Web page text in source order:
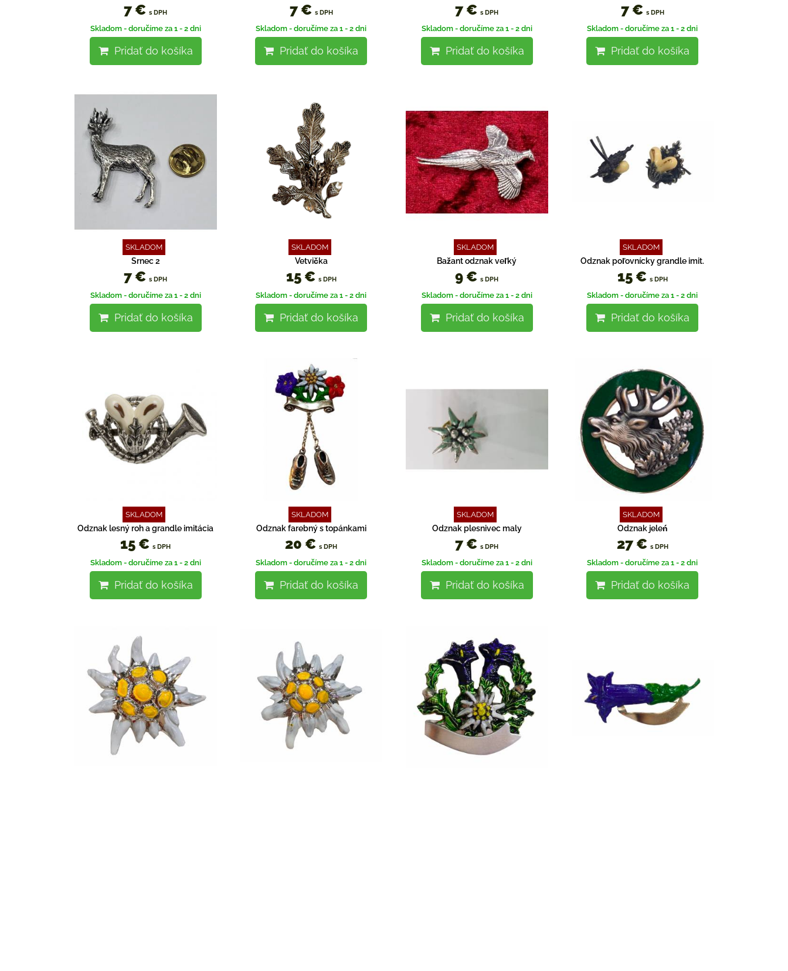
7 €s DPH
Skladom - doručíme za 1 - 2 dni
Pridať do košíka
7 € s DPH
Skladom - doručíme za 1 - 2 dni
Pridať do košíka
7 €s DPH
Skladom - doručíme za 1 - 2 dni
Pridať do košíka
7 € s DPH
Skladom - doručíme za 1 - 2 dni
Pridať do košíka
SKLADOM
Srnec 2
7 €s DPH
Skladom - doručíme za 1 - 2 dni
Pridať do košíka
SKLADOM
Vetvička
15 € s DPH
Skladom - doručíme za 1 - 2 dni
Pridať do košíka
SKLADOM
Bažant odznak veľký
9 €s DPH
Skladom - doručíme za 1 - 2 dni
Pridať do košíka
SKLADOM
Odznak poľovnícky grandle imit.
15 € s DPH
Skladom - doručíme za 1 - 2 dni
Pridať do košíka
SKLADOM
Odznak lesný roh a grandle imitácia
15 €s DPH
Skladom - doručíme za 1 - 2 dni
Pridať do košíka
SKLADOM
Odznak farebný s topánkami
20 €s DPH
Skladom - doručíme za 1 - 2 dni
Pridať do košíka
SKLADOM
Odznak plesnivec maly
7 €s DPH
Skladom - doručíme za 1 - 2 dni
Pridať do košíka
SKLADOM
Odznak jeleń
27 € s DPH
Skladom - doručíme za 1 - 2 dni
Pridať do košíka